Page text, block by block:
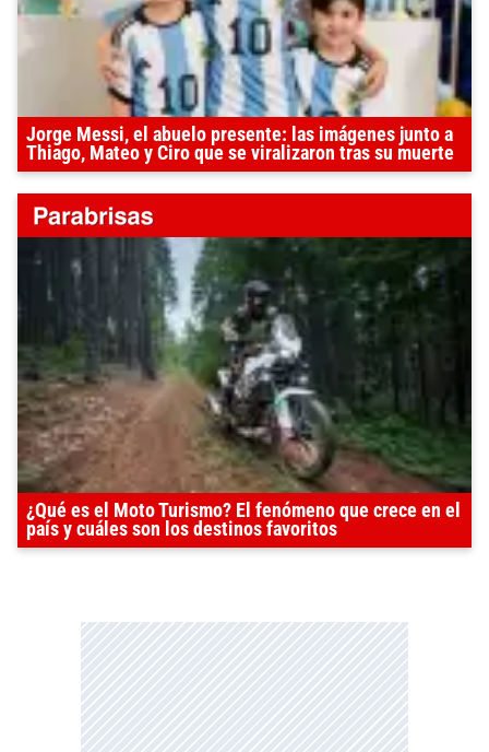
Jorge Messi, el abuelo presente: las imágenes junto a
Thiago, Mateo y Ciro que se viralizaron tras su muerte
¿Qué es el Moto Turismo? El fenómeno que crece en el
país y cuáles son los destinos favoritos